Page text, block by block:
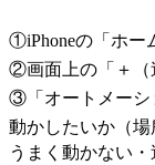
①iPhoneの「ホー
②画面上の「＋（
③「オートメーシ
動かしたいか（場
うまく動かない